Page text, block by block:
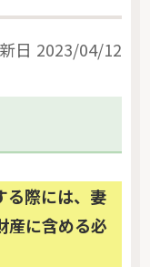
日 2023/04/12
る際には、妻
産に含める必